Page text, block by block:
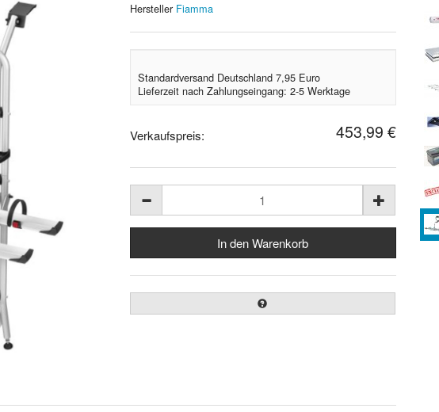
Hersteller Fiamma
Standardversand Deutschland 7,95 Euro
Lieferzeit nach Zahlungseingang: 2-5 Werktage
Verkaufspreis: 453,99 €